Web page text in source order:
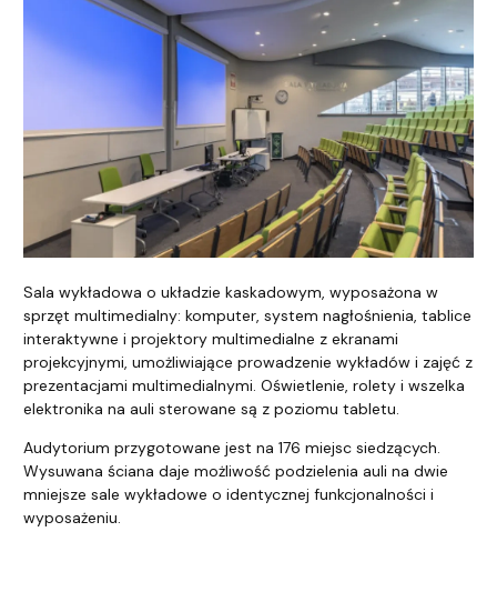
Sala wykładowa o układzie kaskadowym, wyposażona w
sprzęt multimedialny: komputer, system nagłośnienia, tablice
interaktywne i projektory multimedialne z ekranami
projekcyjnymi, umożliwiające prowadzenie wykładów i zajęć z
prezentacjami multimedialnymi. Oświetlenie, rolety i wszelka
elektronika na auli sterowane są z poziomu tabletu.
Audytorium przygotowane jest na 176 miejsc siedzących.
Wysuwana ściana daje możliwość podzielenia auli na dwie
mniejsze sale wykładowe o identycznej funkcjonalności i
wyposażeniu.